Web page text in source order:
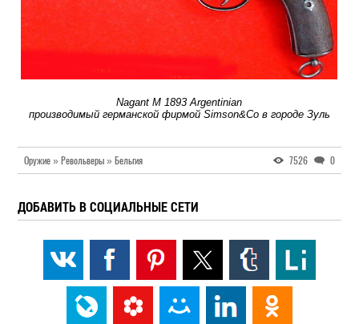
Nagant M 1893 Argentinian
производимый германской фирмой Simson&Co в городе Зуль
Оружие » Револьверы » Бельгия 7526 0
ДОБАВИТЬ В СОЦИАЛЬНЫЕ СЕТИ